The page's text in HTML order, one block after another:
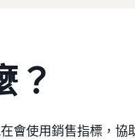
？
會使用銷售指標，